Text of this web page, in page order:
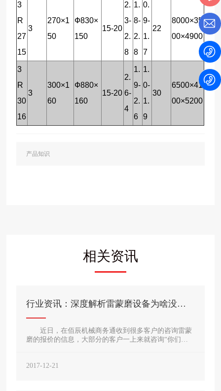
3
R
27
15
3
270×1
50
Ф830×
150
15-20
2.
3-
2.
8
1.
8-
2.
8
0.
9-
1.
7
22
8000×35
00×4900
3
R
30
16
3
300×1
60
Ф880×
160
15-20
2.
6-
4
1.
9-
2.
6
1.
0-
1.
9
30
6500×41
00×5200
产品知识
相关资讯
行业资讯：深度解析雷蒙磨设备为啥没有
明确的报价WGT90
近日，在佰辰机械商务通收到很多客户的咨询雷蒙
磨的报价的信息，大部分的客户一上来就咨询“你们的
2017-12-21